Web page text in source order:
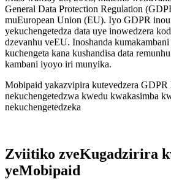
General Data Protection Regulation
muEuropean Union (EU). Iyo GDPR
yekuchengetedza data uye inowedzera
dzevanhu veEU. Inoshanda kumakambani
kuchengeta kana kushandisa data
kambani iyoyo iri munyika.
Mobipaid yakazvipira kutevedzera GDPR
nekuchengetedzwa kwedu kwakasimba
nekuchengetedzeka
Zviitiko zveKugadzirira
yeMobipaid